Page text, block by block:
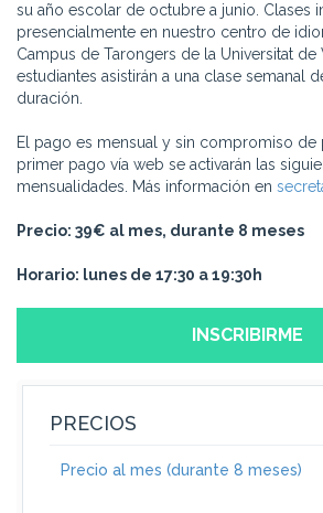
su año escolar de octubre a junio. Clases
presencialmente en nuestro centro de
Campus de Tarongers de la Universitat de
estudiantes asistirán a una clase semanal
duración.
El pago es mensual y sin compromiso de
primer pago vía web se activarán las
mensualidades. Más información en
Precio: 39€ al mes, durante 8 meses
Horario: lunes de 17:30 a 19:30h
INSCRIBIRME
PRECIOS
Precio al mes (durante 8 meses)